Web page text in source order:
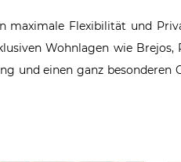
maximale Flexibilität und
Wohnlagen wie Brejos,
und einen ganz besonderen